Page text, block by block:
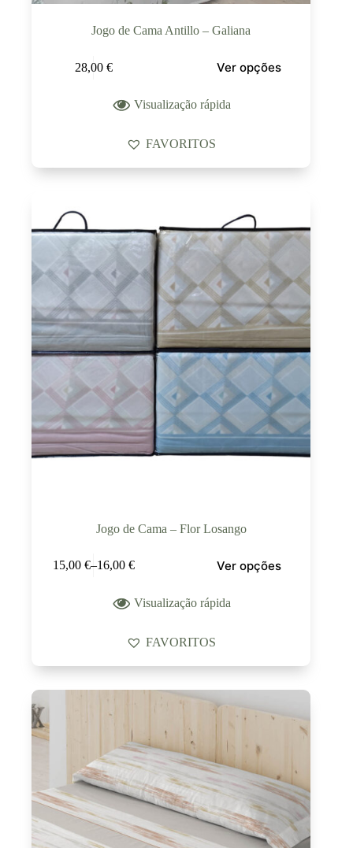
Jogo de Cama Antillo – Galiana
28,00 € Ver opções
Visualização rápida
FAVORITOS
Jogo de Cama – Flor Losango
15,00 €–16,00 € Ver opções
Visualização rápida
FAVORITOS